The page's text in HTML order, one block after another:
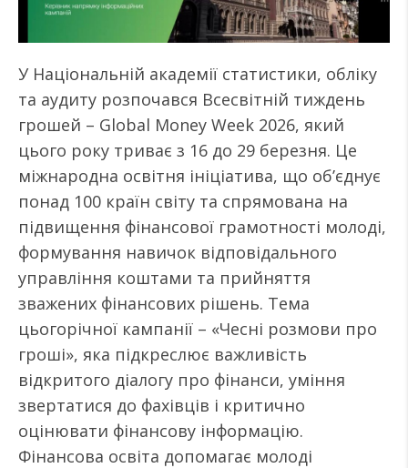
У Національній академії статистики, обліку
та аудиту розпочався Всесвітній тиждень
грошей – Global Money Week 2026, який
цього року триває з 16 до 29 березня. Це
міжнародна освітня ініціатива, що об’єднує
понад 100 країн світу та спрямована на
підвищення фінансової грамотності молоді,
формування навичок відповідального
управління коштами та прийняття
зважених фінансових рішень. Тема
цьогорічної кампанії – «Чесні розмови про
гроші», яка підкреслює важливість
відкритого діалогу про фінанси, уміння
звертатися до фахівців і критично
оцінювати фінансову інформацію.
Фінансова освіта допомагає молоді